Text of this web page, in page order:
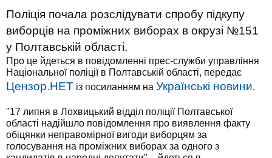
Поліція почала розслідувати спробу підкупу
виборців на проміжних виборах в окрузі №151
у Полтавській області.
Про це йдеться в повідомленні прес-служби управління
Національної поліції в Полтавській області, передає
Цензор.НЕТ із посиланням на Українські новини.
"17 липня в Лохвицький відділ поліції Полтавської
області надійшло повідомлення про виявлення факту
обіцянки неправомірної вигоди виборцям за
голосування на проміжних виборах за одного з